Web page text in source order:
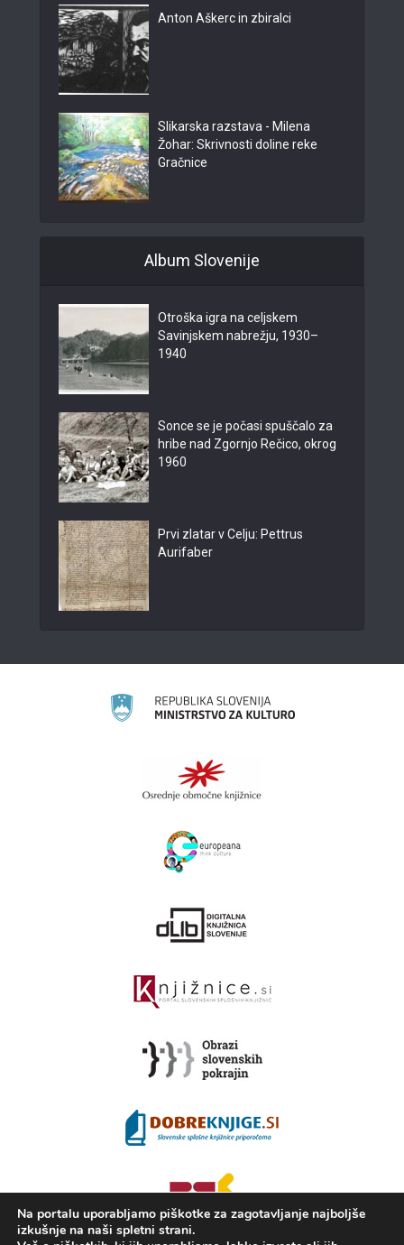
Anton Aškerc in zbiralci
Slikarska razstava - Milena
Žohar: Skrivnosti doline reke
Gračnice
Album Slovenije
Otroška igra na celjskem
Savinjskem nabrežju, 1930–
1940
Sonce se je počasi spuščalo za
hribe nad Zgornjo Rečico, okrog
1960
Prvi zlatar v Celju: Pettrus
Aurifaber
Na portalu uporabljamo piškotke za zagotavljanje najboljše
izkušnje na naši spletni strani.